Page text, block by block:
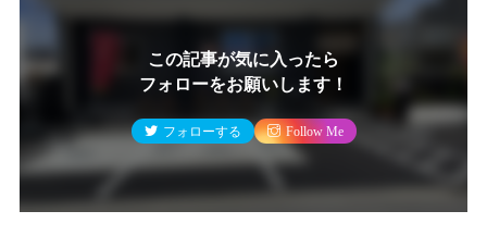
この記事が気に入ったら
フォローをお願いします！
フォローする Follow Me